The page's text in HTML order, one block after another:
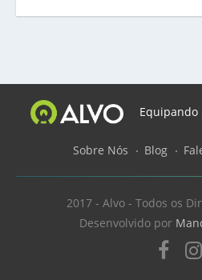
Sobre Nós Blog
2017 - Alvo - Todos os
Desenvolvido por